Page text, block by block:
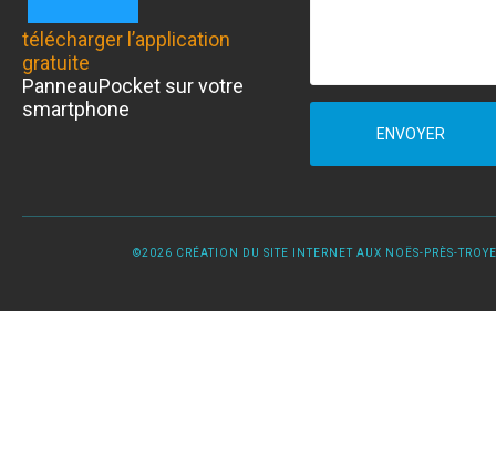
télécharger l’application
gratuite
PanneauPocket sur votre
smartphone
ENVOYER
©2026 CRÉATION DU SITE INTERNET AUX NOËS-PRÈS-